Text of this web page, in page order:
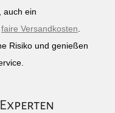
, auch ein
faire Versandkosten
Risiko und genießen